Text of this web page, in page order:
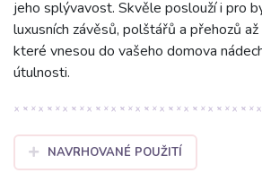
jeho splývavost. Skvěle poslouží i pro
luxusních závěsů, polštářů a přehozů
které vnesou do vašeho domova
útulnosti.
NAVRHOVANÉ POUŽITÍ